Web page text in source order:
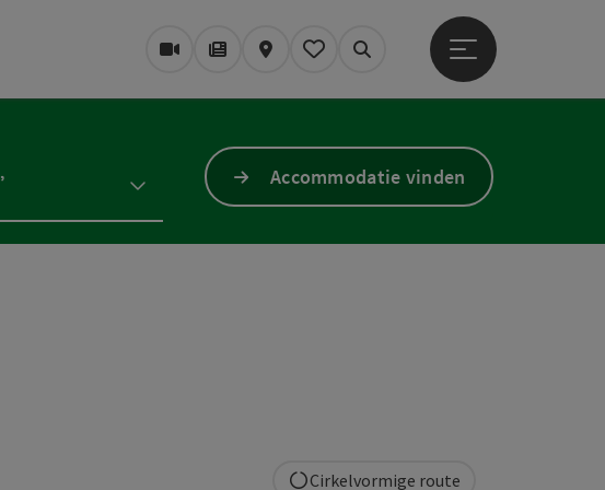
WebcamsTijdschrift/Blog
KaartMijn notitieblok
Zoek op
Startmenu openen
,
Accommodatie vinden
Cirkelvormige route